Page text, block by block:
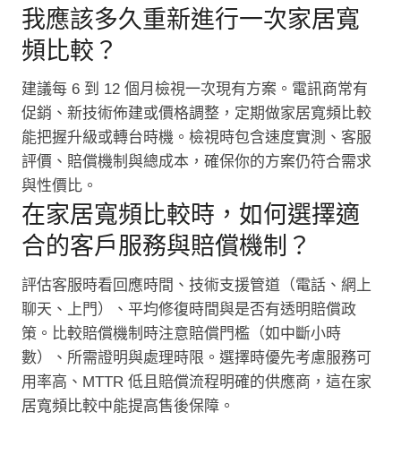
我應該多久重新進行一次家居寬
頻比較？
建議每 6 到 12 個月檢視一次現有方案。電訊商常有
促銷、新技術佈建或價格調整，定期做家居寬頻比較
能把握升級或轉台時機。檢視時包含速度實測、客服
評價、賠償機制與總成本，確保你的方案仍符合需求
與性價比。
在家居寬頻比較時，如何選擇適
合的客戶服務與賠償機制？
評估客服時看回應時間、技術支援管道（電話、網上
聊天、上門）、平均修復時間與是否有透明賠償政
策。比較賠償機制時注意賠償門檻（如中斷小時
數）、所需證明與處理時限。選擇時優先考慮服務可
用率高、MTTR 低且賠償流程明確的供應商，這在家
居寬頻比較中能提高售後保障。